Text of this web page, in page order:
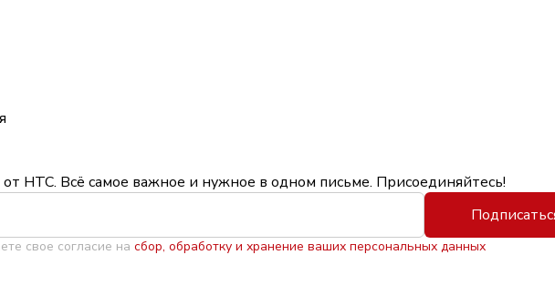
НТС. Всё самое важное и нужное в одном письме. Присоединяйтесь!
свое согласие на сбор, обработку и хранение ваших персональных данных